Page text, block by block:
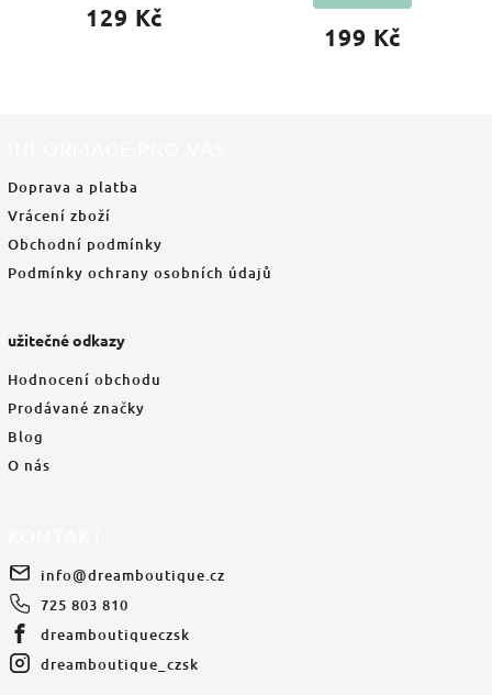
129 Kč
199 Kč
Doprava a platba
Vrácení zboží
Obchodní podmínky
Podmínky ochrany osobních údajů
užitečné odkazy
Hodnocení obchodu
Prodávané značky
Blog
O nás
info@dreamboutique.cz
725 803 810
dreamboutiqueczsk
dreamboutique_czsk